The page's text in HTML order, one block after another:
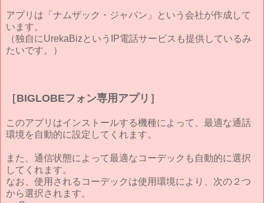
アプリは「ナムザック・ジャパン」という会社が作成して
います。
（独自にUrekaBizというIP電話サービスも提供しているみ
たいです。）
［BIGLOBEフォン専用アプリ］
このアプリはインストールする機種によって、最適な通話
環境を自動的に設定してくれます。
また、通信状態によって最適なコーデックも自動的に選択
してくれます。
なお、使用されるコーデックは使用環境により、次の２つ
から選択されます。